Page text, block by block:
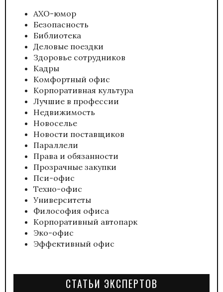
АХО-юмор
Безопасность
Библиотека
Деловые поездки
Здоровье сотрудников
Кадры
Комфортный офис
Корпоративная культура
Лучшие в профессии
Недвижимость
Новоселье
Новости поставщиков
Параллели
Права и обязанности
Прозрачные закупки
Пси-офис
Техно-офис
Университеты
Философия офиса
Корпоративный автопарк
Эко-офис
Эффективный офис
СТАТЬИ ЭКСПЕРТОВ